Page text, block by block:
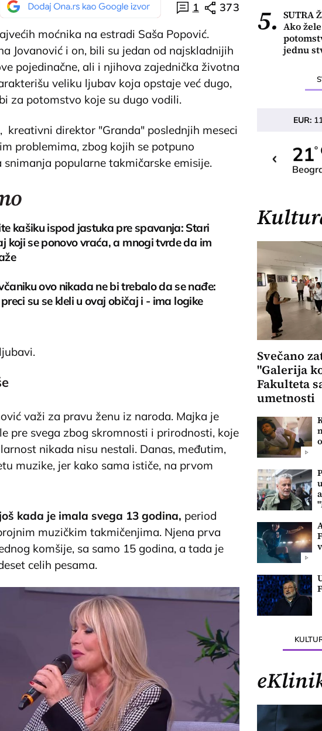
1 373
moćnika na estradi Saša Popović.
Jovanović i on, bili su jedan od najskladnijih
pojedinačne, ali i njihova zajednička životna
veliku ljubav koja opstaje već dugo,
za potomstvo koje su dugo vodili.
kreativni direktor "Granda" poslednjih meseci
problemima, zbog kojih se potpuno
popularne takmičarske emisije.
kašiku ispod jastuka pre spavanja: Stari
koji se ponovo vraća, a mnogi tvrde da im
ovo nikada ne bi trebalo da se nađe:
su se kleli u ovaj običaj i - ima logike
važi za pravu ženu iz naroda. Majka je
pre svega zbog skromnosti i prirodnosti, koje
nikada nisu nestali. Danas, međutim,
muzike, jer kako sama ističe, na prvom
kada je imala svega 13 godina, period
muzičkim takmičenjima. Njena prva
komšije, sa samo 15 godina, a tada je
celih pesama.
5. SUTRA
Ako
jednu
EUR:
20o C
Priština
21o
Svečano
"Galerija
Fakulteta
umetnosti